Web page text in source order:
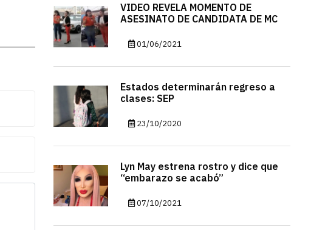
VIDEO REVELA MOMENTO DE
ASESINATO DE CANDIDATA DE MC
01/06/2021
Estados determinarán regreso a
clases: SEP
23/10/2020
Lyn May estrena rostro y dice que
“embarazo se acabó”
07/10/2021